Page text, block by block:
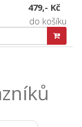
479,- Kč
do košíku